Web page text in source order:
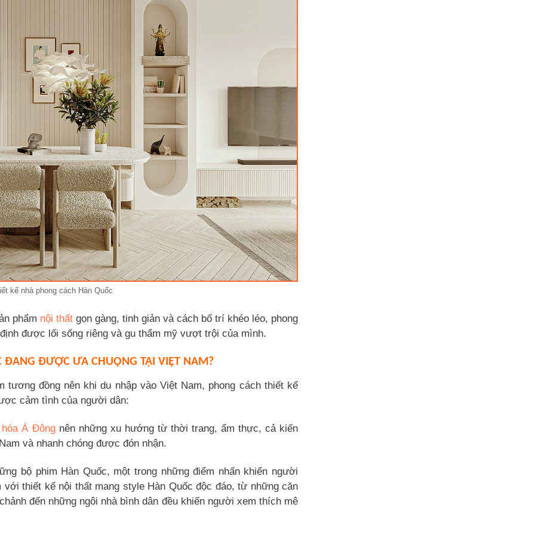
kế nhà phong cách Hàn Quốc
phẩm nội thất gọn gàng, tinh giản và cách bố trí khéo léo, phong
được lối sống riêng và gu thẩm mỹ vượt trội của mình.
ĐANG ĐƯỢC ƯA CHUỘNG TẠI VIỆT NAM?
tương đồng nên khi du nhập vào Việt Nam, phong cách thiết kế
cảm tình của người dân:
Á Đôngnên những xu hướng từ thời trang, ẩm thực, cả kiến
và nhanh chóng được đón nhận.
bộ phim Hàn Quốc, một trong những điểm nhấn khiến người
thiết kế nội thất mang style Hàn Quốc độc đáo, từ những căn
đến những ngôi nhà bình dân đều khiến người xem thích mê